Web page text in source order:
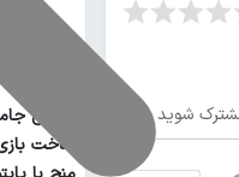
شوید
آموزش
ساخت